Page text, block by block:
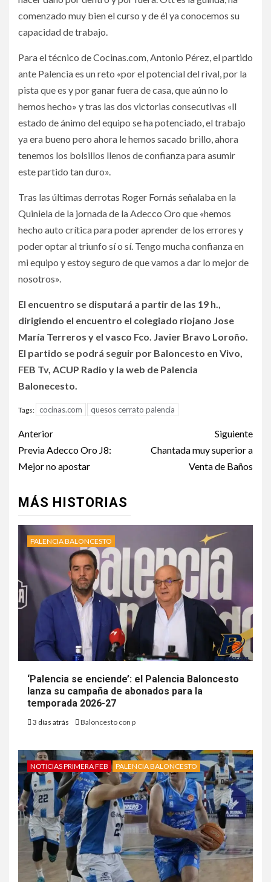
comenzado muy bien el curso y de él ya conocemos su
capacidad de trabajo.
Para el técnico de Cocinas.com, Antonio Pérez, el partido
ante Palencia es un reto «por el potencial del rival, por la
pista que es y por ganar fuera de casa, que aún no lo
hemos hecho» y tras las dos victorias consecutivas «ll
estado de ánimo del equipo se ha potenciado, el trabajo
ya era bueno pero ahora le hemos sacado brillo, ahora
tenemos los bolsillos llenos de confianza para asumir
este partido tan duro».
Tras las últimas derrotas Roger Fornás señalaba en la
Quiniela de la jornada de la Adecco Oro que «hemos
hecho auto crítica para poder aprender de los errores y
poder optar al triunfo sí o sí. Tengo mucha confianza en
mi equipo y estoy seguro de que vamos a dar lo mejor de
nosotros».
El encuentro se disputará a partir de las 19 h.,
dirigiendo el encuentro el colegiado riojano Jose
María Terreros y el vasco Fco. Javier Bravo Loroño.
El partido se podrá seguir por Baloncesto en Vivo,
FEB Tv, ACUP Radio y la web de Palencia
Balonecesto.
Tags: cocinas.com quesos cerrato palencia
Anterior
Previa Adecco Oro J8:
Mejor no apostar
Siguiente
Chantada muy superior a
Venta de Baños
MÁS HISTORIAS
PALENCIA BALONCESTO
‘Palencia se enciende’: el Palencia Baloncesto
lanza su campaña de abonados para la
temporada 2026-27
3 días atrás Baloncesto con p
NOTICIAS PRIMERA FEB PALENCIA BALONCESTO